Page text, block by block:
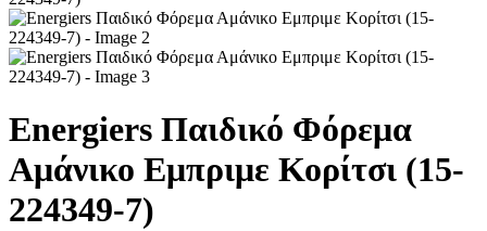
Energiers Παιδικό Φόρεμα
Αμάνικο Εμπριμε Κορίτσι (15-
224349-7)